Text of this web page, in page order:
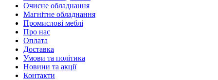
Очисне обладнання
Магнітне обладнання
Промислові меблі
Про нас
Оплата
Доставка
Умови та політика
Новини та акції
Контакти